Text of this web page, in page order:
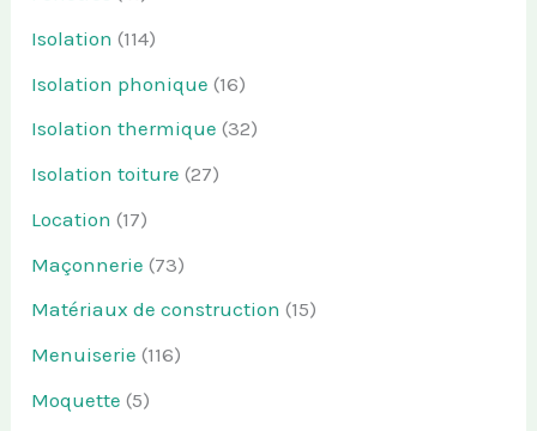
Isolation (114)
Isolation phonique (16)
Isolation thermique (32)
Isolation toiture (27)
Location (17)
Maçonnerie (73)
Matériaux de construction (15)
Menuiserie (116)
Moquette (5)